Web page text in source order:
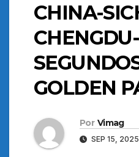
CHINA-
CHENGDU-
GOLDEN
Por Vimag
SEP 15, 2025